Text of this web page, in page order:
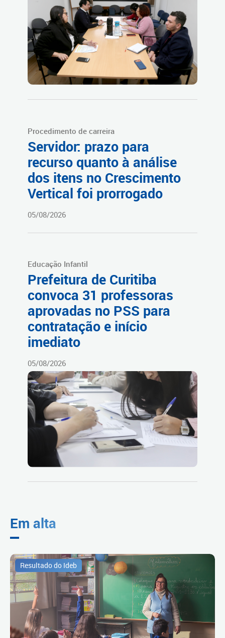
Procedimento de carreira
Servidor: prazo para
recurso quanto à análise
dos itens no Crescimento
Vertical foi prorrogado
05/08/2026
Educação Infantil
Prefeitura de Curitiba
convoca 31 professoras
aprovadas no PSS para
contratação e início
imediato
05/08/2026
Em alta
Resultado do Ideb